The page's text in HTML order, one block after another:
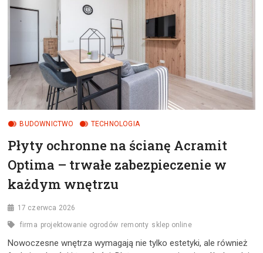
DORADZTWO
BUDOWNICTWO TECHNOLOGIA
Płyty ochronne na ścianę Acramit
Optima – trwałe zabezpieczenie w
każdym wnętrzu
17 czerwca 2026
firma projektowanie ogrodów remonty sklep online
Nowoczesne wnętrza wymagają nie tylko estetyki, ale również